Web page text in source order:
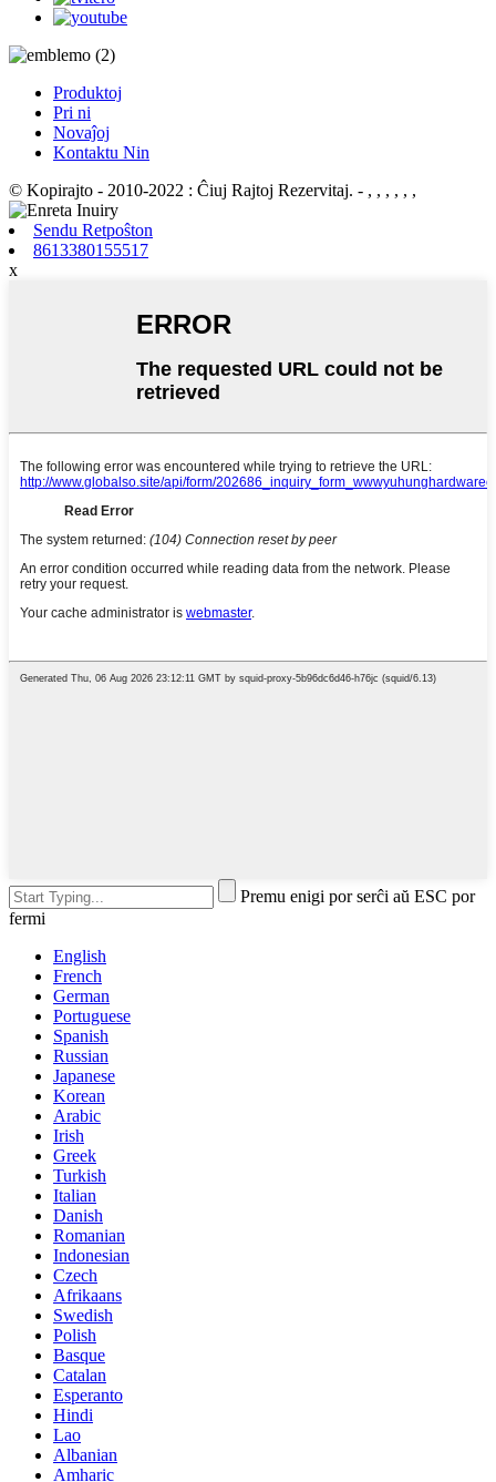
Produktoj
Pri ni
Novaĵoj
Kontaktu Nin
© Kopirajto - 2010-2022 : Ĉiuj Rajtoj Rezervitaj. - , , , , , ,
Sendu Retpoŝton
8613380155517
x
Premu enigi por serĉi aŭ ESC por
fermi
English
French
German
Portuguese
Spanish
Russian
Japanese
Korean
Arabic
Irish
Greek
Turkish
Italian
Danish
Romanian
Indonesian
Czech
Afrikaans
Swedish
Polish
Basque
Catalan
Esperanto
Hindi
Lao
Albanian
Amharic